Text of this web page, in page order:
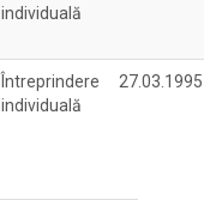
individuală
Întreprindere
individuală
27.03.1995